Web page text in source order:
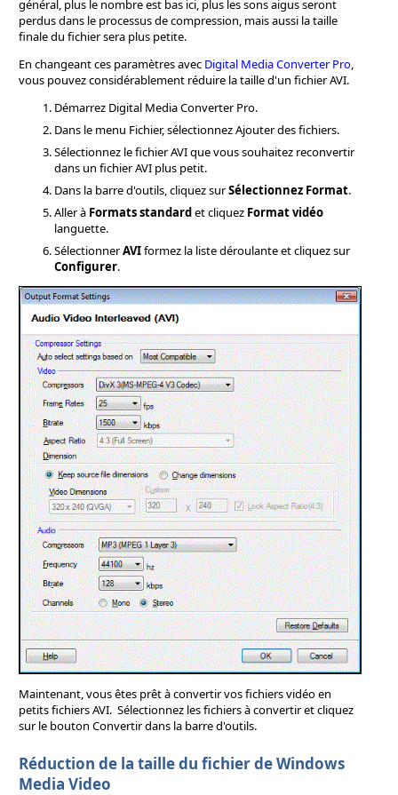
général, plus le nombre est bas ici, plus les sons aigus seront
perdus dans le processus de compression, mais aussi la taille
finale du fichier sera plus petite.
En changeant ces paramètres avec Digital Media Converter Pro,
vous pouvez considérablement réduire la taille d'un fichier AVI.
Démarrez Digital Media Converter Pro.
Dans le menu Fichier, sélectionnez Ajouter des fichiers.
Sélectionnez le fichier AVI que vous souhaitez reconvertir
dans un fichier AVI plus petit.
Dans la barre d'outils, cliquez surSélectionnez Format.
Aller à Formats standard et cliquez Format vidéo
languette.
SélectionnerAVIformez la liste déroulante et cliquez sur
Configurer.
Maintenant, vous êtes prêt à convertir vos fichiers vidéo en
petits fichiers AVI. Sélectionnez les fichiers à convertir et cliquez
sur le bouton Convertir dans la barre d'outils.
Réduction de la taille du fichier de Windows
Media Video